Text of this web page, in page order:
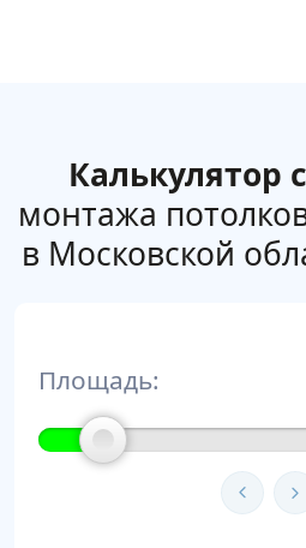
Калькулятор
монтажа
в Московской
Площадь: